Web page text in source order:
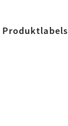
Produktlabels